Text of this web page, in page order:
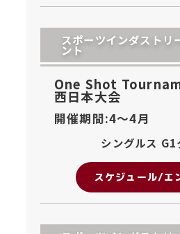
スポーツインダストリ
ント
One Shot
西日本大会
開催期間:4〜4月
シングルス G1
スケジュール/エ